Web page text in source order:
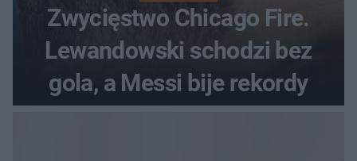
Zwycięstwo Chicago Fire.
Lewandowski schodzi bez
gola, a Messi bije rekordy